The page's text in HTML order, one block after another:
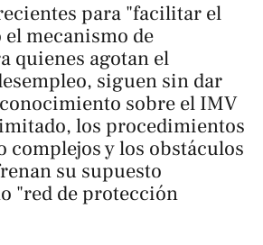
para "facilitar el
el mecanismo de
quienes agotan el
siguen sin dar
sobre el IMV
los procedimientos
complejos y los obstáculos
su supuesto
"red de protección